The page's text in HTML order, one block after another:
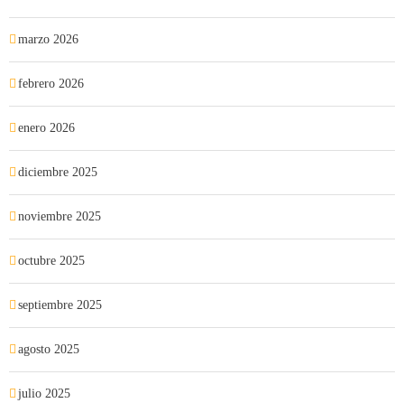
marzo 2026
febrero 2026
enero 2026
diciembre 2025
noviembre 2025
octubre 2025
septiembre 2025
agosto 2025
julio 2025